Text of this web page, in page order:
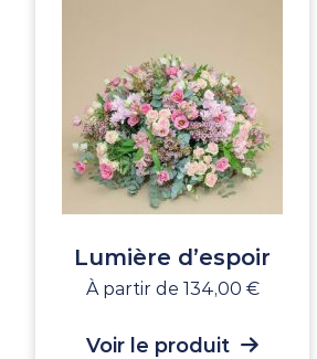
Lumière d’espoir
À partir de 134,00 €
Voir le produit